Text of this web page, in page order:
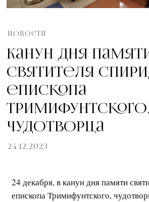
НОВОСТИ
Канун дня
святителя
епископа
Тримифунтского,
чудотворца
24.12.2023
24 декабря, в канун дня памяти
епископа Тримифунтского,